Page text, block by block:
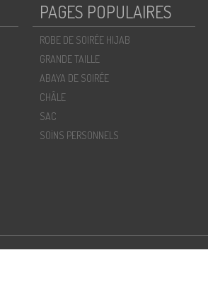
PAGES POPULAIRES
ROBE DE SOIRÉE HIJAB
GRANDE TAILLE
ABAYA DE SOIRÉE
CHÂLE
SAC
SOİNS PERSONNELS